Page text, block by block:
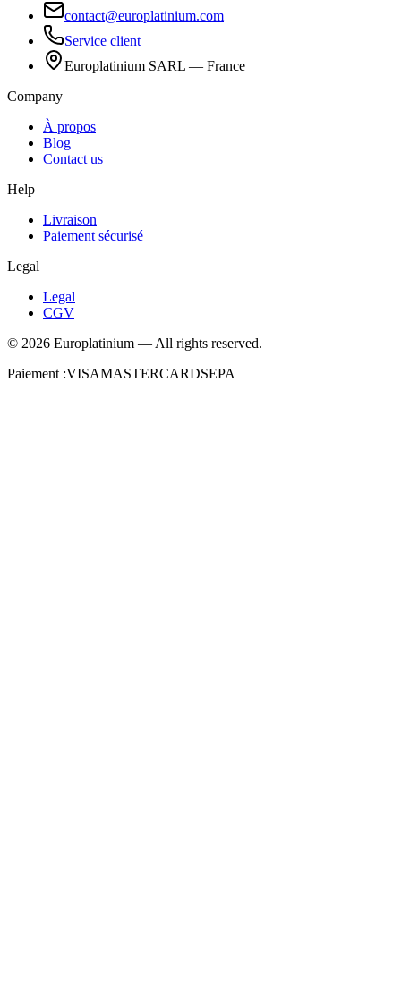
contact@europlatinium.com
Service client
Europlatinium SARL — France
Company
À propos
Blog
Contact us
Help
Livraison
Paiement sécurisé
Legal
Legal
CGV
© 2026 Europlatinium — All rights reserved.
Paiement :VISAMASTERCARDSEPA